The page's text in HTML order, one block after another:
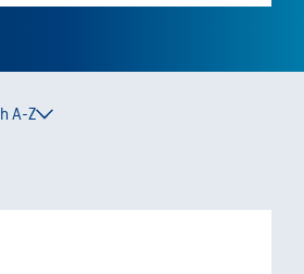
A-Z